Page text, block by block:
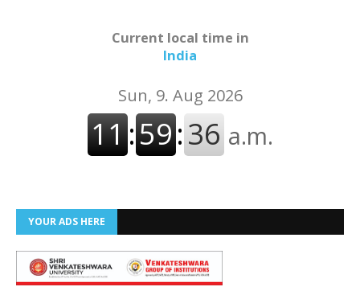
Current local time in
India
YOUR ADS HERE